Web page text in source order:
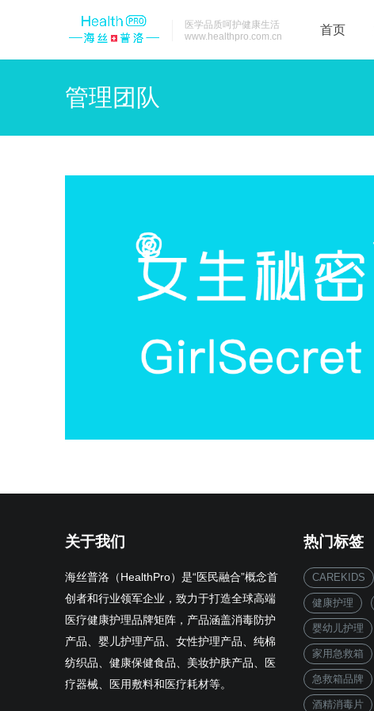
医学品质呵护健康生活
www.healthpro.com.cn
首页
管理团队
关于我们
海丝普洛（HealthPro）是“医民融合”概念首
创者和行业领军企业，致力于打造全球高端
医疗健康护理品牌矩阵，产品涵盖消毒防护
产品、婴儿护理产品、女性护理产品、纯棉
纺织品、健康保健食品、美妆护肤产品、医
疗器械、医用敷料和医疗耗材等。
热门标签
CAREKIDS
健康护理
婴幼儿护理
家用急救箱
急救箱品牌
酒精消毒片